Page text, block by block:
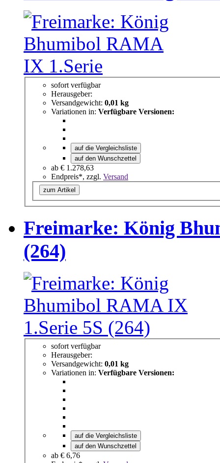
sofort verfügbar
Herausgeber:
Versandgewicht: 0,01 kg
Variationen in: Verfügbare Versionen:
auf die Vergleichsliste
auf den Wunschzettel
ab € 1.278,63
Endpreis*, zzgl. Versand
zum Artikel
Freimarke: König
(264)
sofort verfügbar
Herausgeber:
Versandgewicht: 0,01 kg
Variationen in: Verfügbare Versionen:
auf die Vergleichsliste
auf den Wunschzettel
ab € 6,76